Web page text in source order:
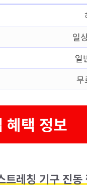
일
일
무
혜택 정보
레칭 기구 진